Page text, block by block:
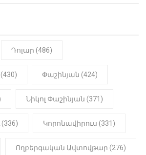
Դոլար (486)
Փաշինյան (424)
Նիկոլ Փաշինյան (371)
Կորոնավիրուս (331)
Ողբերգական Ավտովթար (276)